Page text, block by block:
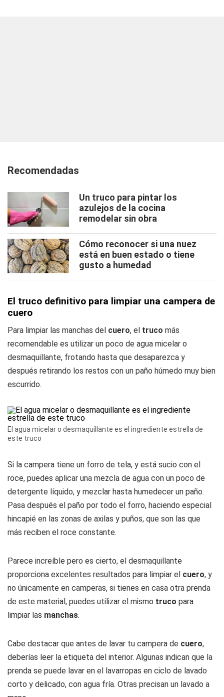
Recomendadas
Un truco para pintar los
azulejos de la cocina
remodelar sin obra
Cómo reconocer si una nuez
está en buen estado o tiene
gusto a humedad
El truco definitivo para limpiar una campera de
cuero
Para limpiar las manchas del cuero, el truco más
recomendable es utilizar un poco de agua micelar o
desmaquillante, frotando hasta que desaparezca y
después retirando los restos con un paño húmedo muy bien
escurrido.
El agua micelar o desmaquillante es el ingrediente estrella de
este truco
Si la campera tiene un forro de tela, y está sucio con el
roce, puedes aplicar una mezcla de agua con un poco de
detergente líquido, y mezclar hasta humedecer un paño.
Pasa después el paño por todo el forro, haciendo especial
hincapié en las zonas de axilas y puños, que son las que
más reciben el roce constante.
Parece increíble pero es cierto, el desmaquillante
proporciona excelentes resultados para limpiar el cuero, y
no únicamente en camperas, si tienes en casa otra prenda
de este material, puedes utilizar el mismo truco para
limpiar las manchas.
Cabe destacar que antes de lavar tu campera de cuero,
deberías leer la etiqueta del interior. Algunas indican que la
prenda se puede lavar en el lavarropas en ciclo de lavado
corto y delicado, con agua fría. Otras precisan un lavado a